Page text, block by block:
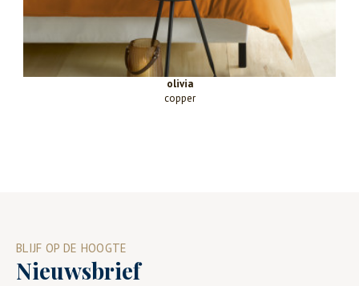
olivia
copper
BLIJF OP DE HOOGTE
Nieuwsbrief